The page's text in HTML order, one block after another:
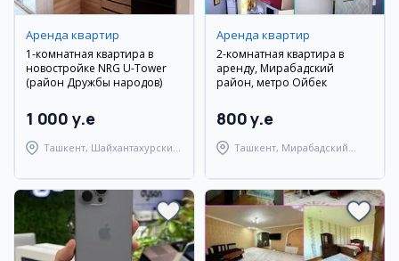
Аренда квартир
1-комнатная квартира в
новостройке NRG U-Tower
(район Дружбы народов)
1 000 y.e
Ташкент, Шайхантахурский
Аренда квартир
2-комнатная квартира в
аренду, Мирабадский
район, метро Ойбек
800 y.e
Ташкент, Мирабадский